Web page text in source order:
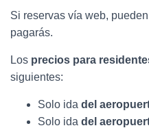
Si reservas vía web,
pagarás.
Los precios para
siguientes:
Solo ida del
Solo ida del